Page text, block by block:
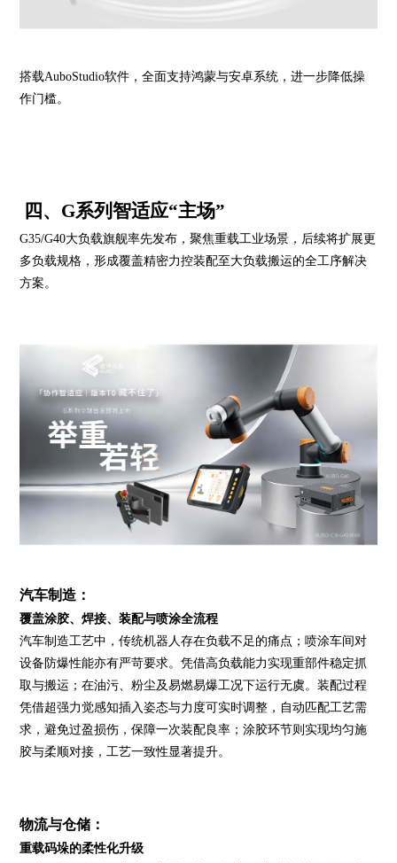
搭载AuboStudio软件，全面支持鸿蒙与安卓系统，进一步降低操
作门槛。
四、G系列智适应“主场”
G35/G40大负载旗舰率先发布，聚焦重载工业场景，后续将扩展更
多负载规格，形成覆盖精密力控装配至大负载搬运的全工序解决
方案。
汽车制造：
覆盖涂胶、焊接、装配与喷涂全流程
汽车制造工艺中，传统机器人存在负载不足的痛点；喷涂车间对
设备防爆性能亦有严苛要求。凭借高负载能力实现重部件稳定抓
取与搬运；在油污、粉尘及易燃易爆工况下运行无虞。装配过程
凭借超强力觉感知插入姿态与力度可实时调整，自动匹配工艺需
求，避免过盈损伤，保障一次装配良率；涂胶环节则实现均匀施
胶与柔顺对接，工艺一致性显著提升。
物流与仓储：
重载码垛的柔性化升级